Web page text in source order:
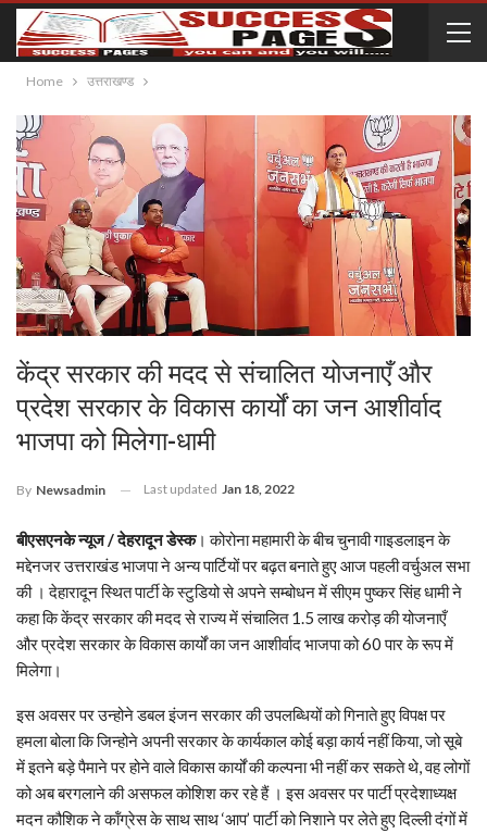
Home उत्तराखण्ड
केंद्र सरकार की मदद से संचालित योजनाएँ और
प्रदेश सरकार के विकास कार्यों का जन आशीर्वाद
भाजपा को मिलेगा-धामी
By Newsadmin Last updated Jan 18, 2022
बीएसएनके न्यूज / देहरादून डेस्क। कोरोना महामारी के बीच चुनावी गाइडलाइन के
मद्देनजर उत्तराखंड भाजपा ने अन्य पार्टियों पर बढ़त बनाते हुए आज पहली वर्चुअल सभा
की । देहारादून स्थित पार्टी के स्टुडियो से अपने सम्बोधन में सीएम पुष्कर सिंह धामी ने
कहा कि केंद्र सरकार की मदद से राज्य में संचालित 1.5 लाख करोड़ की योजनाएँ
और प्रदेश सरकार के विकास कार्यों का जन आशीर्वाद भाजपा को 60 पार के रूप में
मिलेगा।
इस अवसर पर उन्होने डबल इंजन सरकार की उपलब्धियों को गिनाते हुए विपक्ष पर
हमला बोला कि जिन्होने अपनी सरकार के कार्यकाल कोई बड़ा कार्य नहीं किया, जो सूबे
में इतने बड़े पैमाने पर होने वाले विकास कार्यों की कल्पना भी नहीं कर सकते थे, वह लोगों
को अब बरगलाने की असफल कोशिश कर रहे हैं । इस अवसर पर पार्टी प्रदेशाध्यक्ष
मदन कौशिक ने कॉंग्रेस के साथ साथ ‘आप’ पार्टी को निशाने पर लेते हुए दिल्ली दंगों में